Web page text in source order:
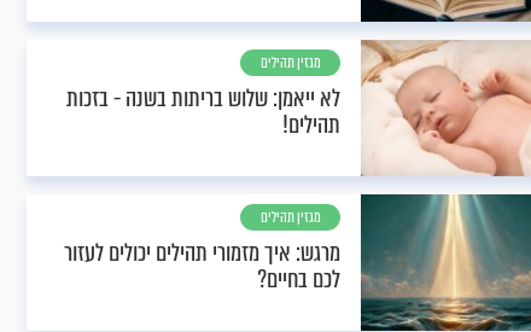
מגזין תהילים
לא ייאמן: שלוש בריתות בשנה - בזכות
תהילים!
מגזין תהילים
מרגש: איך מזמורי תהילים יכולים לעזור
לכם בחיים?